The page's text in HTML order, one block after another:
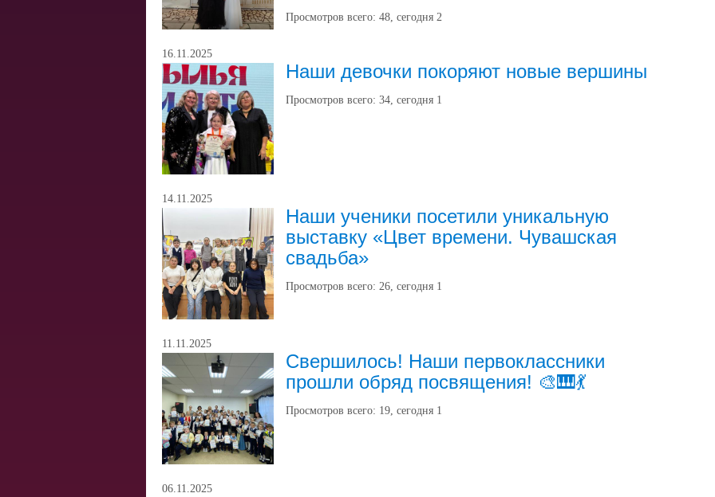
Просмотров всего: 48, сегодня 2
16.11.2025
Наши девочки покоряют новые вершины
Просмотров всего: 34, сегодня 1
14.11.2025
Наши ученики посетили уникальную
выставку «Цвет времени. Чувашская
свадьба»
Просмотров всего: 26, сегодня 1
11.11.2025
Свершилось! Наши первоклассники
прошли обряд посвящения! 🎨🎹💃
Просмотров всего: 19, сегодня 1
06.11.2025